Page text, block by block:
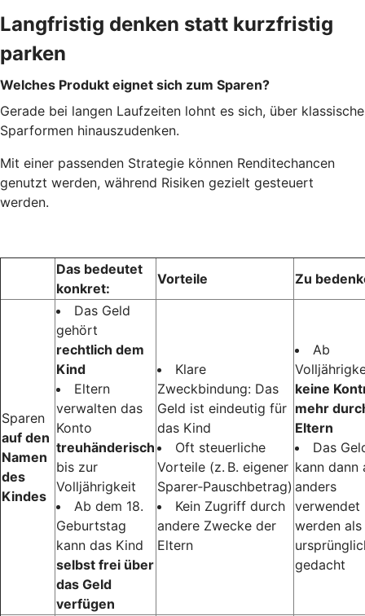
Langfristig denken statt kurzfristig
parken
Welches Produkt eignet sich zum Sparen?
Gerade bei langen Laufzeiten lohnt es sich, über klassische
Sparformen hinauszudenken.
Mit einer passenden Strategie können Renditechancen
genutzt werden, während Risiken gezielt gesteuert
werden.
Das bedeutet
konkret:
Vorteile Zu
Sparen
auf den
Namen
des
Kindes
Das Geld
gehört
rechtlich dem
Kind
Eltern
verwalten das
Konto
treuhänderisch
bis zur
Volljährigkeit
Ab dem 18.
Geburtstag
kann das Kind
selbst frei über
das Geld
verfügen
Klare
Zweckbindung: Das
Geld ist eindeutig für
das Kind
Oft steuerliche
Vorteile (z. B. eigener
Sparer‑Pauschbetrag)
Kein Zugriff durch
andere Zwecke der
Eltern
Ab
keine
mehr
Eltern
Das
kann dann
anders
verwendet
werden als
gedacht